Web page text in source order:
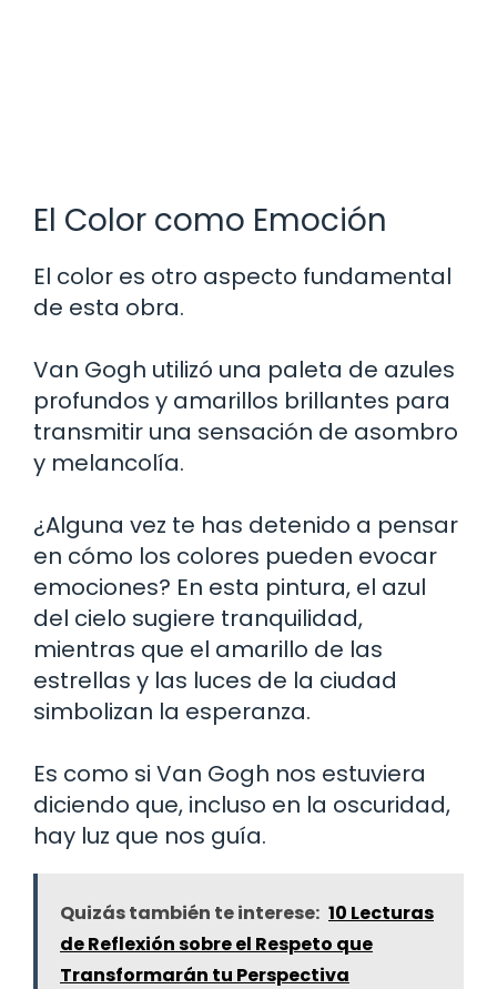
El Color como Emoción
El color es otro aspecto fundamental
de esta obra.
Van Gogh utilizó una paleta de azules
profundos y amarillos brillantes para
transmitir una sensación de asombro
y melancolía.
¿Alguna vez te has detenido a pensar
en cómo los colores pueden evocar
emociones? En esta pintura, el azul
del cielo sugiere tranquilidad,
mientras que el amarillo de las
estrellas y las luces de la ciudad
simbolizan la esperanza.
Es como si Van Gogh nos estuviera
diciendo que, incluso en la oscuridad,
hay luz que nos guía.
Quizás también te interese: 10 Lecturas
de Reflexión sobre el Respeto que
Transformarán tu Perspectiva